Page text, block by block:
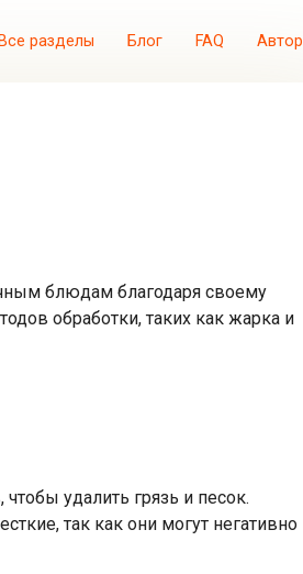
Все разделы Блог FAQ Автор
блюдам благодаря своему
обработки, таких как жарка и
удалить грязь и песок.
так как они могут негативно